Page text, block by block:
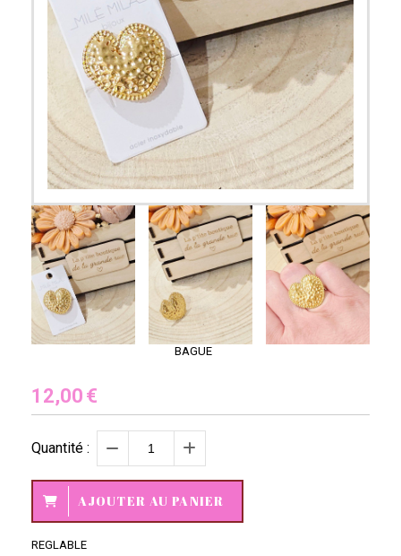
BAGUE
12,00 €
Quantité :
AJOUTER AU PANIER
REGLABLE